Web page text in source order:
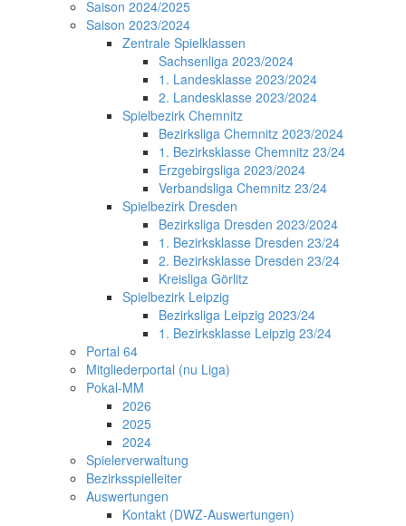
Saison 2024/2025
Saison 2023/2024
Zentrale Spielklassen
Sachsenliga 2023/2024
1. Landesklasse 2023/2024
2. Landesklasse 2023/2024
Spielbezirk Chemnitz
Bezirksliga Chemnitz 2023/2024
1. Bezirksklasse Chemnitz 23/24
Erzgebirgsliga 2023/2024
Verbandsliga Chemnitz 23/24
Spielbezirk Dresden
Bezirksliga Dresden 2023/2024
1. Bezirksklasse Dresden 23/24
2. Bezirksklasse Dresden 23/24
Kreisliga Görlitz
Spielbezirk Leipzig
Bezirksliga Leipzig 2023/24
1. Bezirksklasse Leipzig 23/24
Portal 64
Mitgliederportal (nu Liga)
Pokal-MM
2026
2025
2024
Spielerverwaltung
Bezirksspielleiter
Auswertungen
Kontakt (DWZ-Auswertungen)